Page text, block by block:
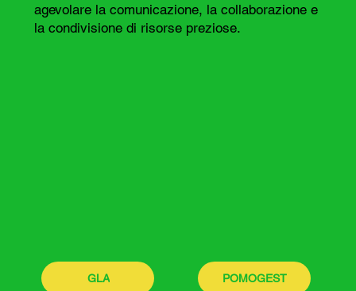
POMOGEST
GLA
agevolare la comunicazione, la collaborazione e
la condivisione di risorse preziose.